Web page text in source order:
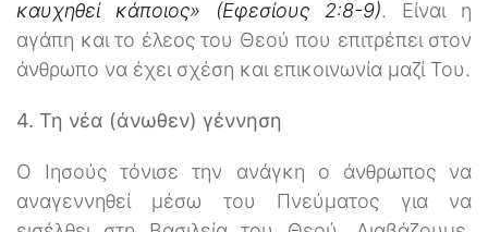
καυχηθεί κάποιος» (Εφεσίους 2:8-9). Είναι η
αγάπη και το έλεος του Θεού που επιτρέπει στον
άνθρωπο να έχει σχέση και επικοινωνία μαζί Του.
4. Τη νέα (άνωθεν) γέννηση
Ο Ιησούς τόνισε την ανάγκη ο άνθρωπος να
αναγεννηθεί μέσω του Πνεύματος για να